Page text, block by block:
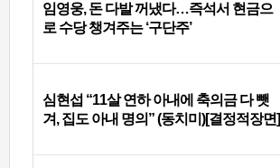
임영웅, 돈 다발 꺼냈다…즉석서 현금으
로 수당 챙겨주는 ‘구단주’
심현섭 “11살 연하 아내에 축의금 다 뺏
겨, 집도 아내 명의” (동치미)[결정적장면]